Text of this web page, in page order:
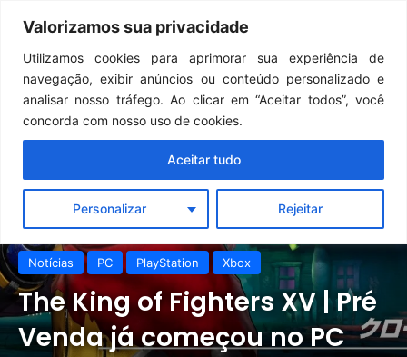
Valorizamos sua privacidade
Utilizamos cookies para aprimorar sua experiência de
navegação, exibir anúncios ou conteúdo personalizado e
analisar nosso tráfego. Ao clicar em “Aceitar todos”, você
concorda com nosso uso de cookies.
Personalizar Rejeitar
Aceitar tudo
Menu
Notícias PC PlayStation Xbox
The King of Fighters XV | Pré
Venda já começou no PC